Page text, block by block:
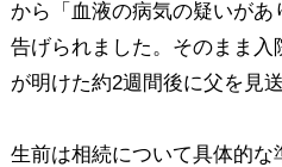
から「血液の病気の疑いがあ
告げられました。そのまま
が明けた約2週間後に父を見
生前は相続について具体的な